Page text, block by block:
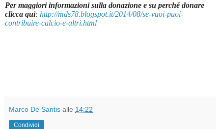
Per maggiori informazioni sulla donazione e su perché donare
clicca qui: http://mds78.blogspot.it/2014/08/se-vuoi-puoi-
contribuire-calcio-e-altri.html
Marco De Santis alle 14:22
Condividi